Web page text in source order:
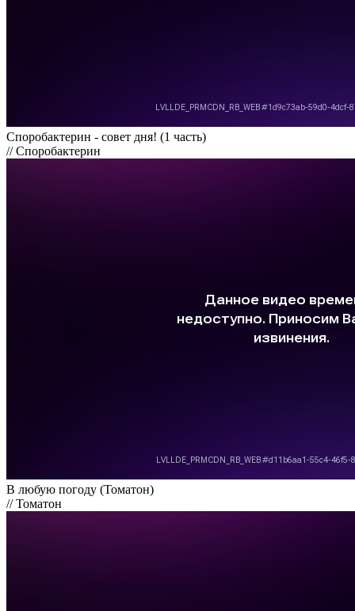
Споробактерин - совет дня! (1 часть)
// Споробактерин
В любую погоду (Томатон)
// Томатон